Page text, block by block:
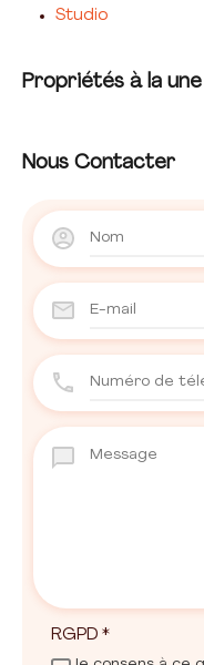
Studio
Propriétés à la une
Nous Contacter
RGPD *